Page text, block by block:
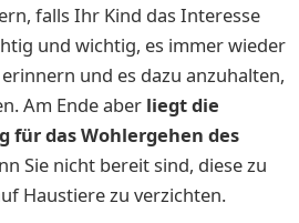
falls Ihr Kind das Interesse
und wichtig, es immer wieder
und es dazu anzuhalten,
Am Ende aber liegt die
das Wohlergehen des
Sie nicht bereit sind, diese zu
Haustiere zu verzichten.